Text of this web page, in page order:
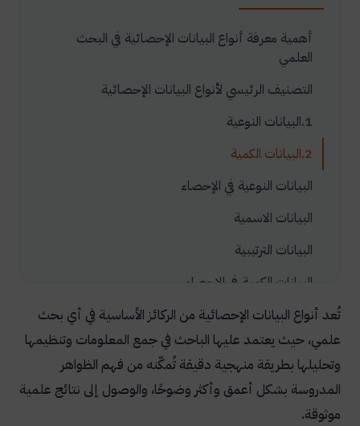
أهمية معرفة أنواع البيانات الإحصائية في البحث
العلمي
التصنيف الرئيسي لأنواع البيانات الإحصائية
1.البيانات النوعية
2.البيانات الكمية
البيانات النوعية في الإحصاء
البيانات الاسمية
البيانات الترتيبية
البيانات الكمية في الإحصاء
البيانات المنفصلة
البيانات المستمرة
مستويات قياس البيانات الإحصائية
1.المقياس الاسمي
تُعد أنواع البيانات الإحصائية من الركائز الأساسية في أي بحث
علمي، حيث يعتمد عليها الباحث في جمع المعلومات وتنظيمها
وتحليلها بطريقة منهجية دقيقة تُمكّنه من فهم الظواهر
المدروسة بشكل أعمق وأكثر وضوحًا، والوصول إلى نتائج علمية
موثوقة.